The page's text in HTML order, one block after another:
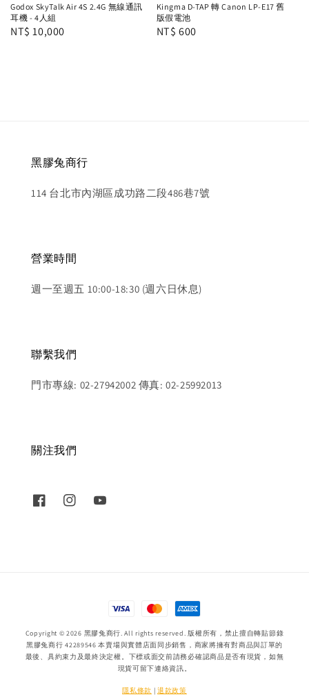
Godox SkyTalk Air 4S 2.4G 無線通訊
耳機 - 4人組
Regular
NT$ 10,000
Kingma D-TAP 轉 Canon LP-E17 舊
版假電池
Regular
NT$ 600
黑膠兔商行
114 台北市內湖區成功路二段486巷7號
營業時間
週一至週五 10:00-18:30 (週六日休息)
聯繫我們
門市專線: 02-27942002 傳真: 02-25992013
關注我們
Copyright © 2026 黑膠兔商行. All rights reserved. 版權所有，禁止擅自轉貼節錄
黑膠兔商行 42289546 本賣場與實體店面同步銷售，商家將擁有對商品與訂單的
最後、具約束力及最終決定權。下標或面交前請務必確認商品是否有現貨，如無
現貨可留下連絡資訊。
隱私條款 |退款政策